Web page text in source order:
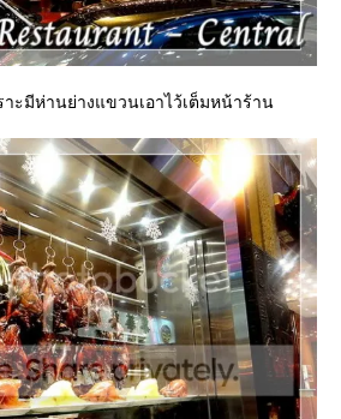
ะมีห่านย่างแขวนเอาไว้เต็มหน้าร้าน